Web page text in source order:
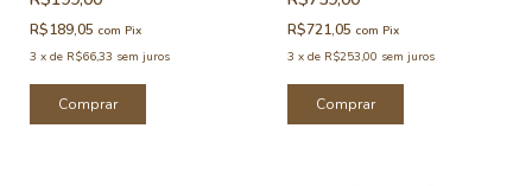
R$189,05 com Pix
3 x de R$66,33 sem juros
Comprar
R$721,05 com Pix
3 x de R$253,00 sem juros
Comprar